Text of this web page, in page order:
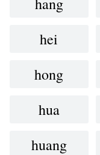
hei
hong
hua
huang